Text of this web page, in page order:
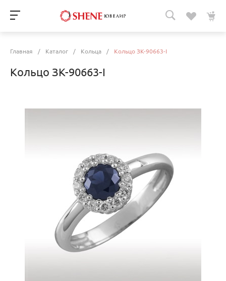
Главная / Каталог / Кольца / Кольцо ЗК-90663-I
Кольцо ЗК-90663-I